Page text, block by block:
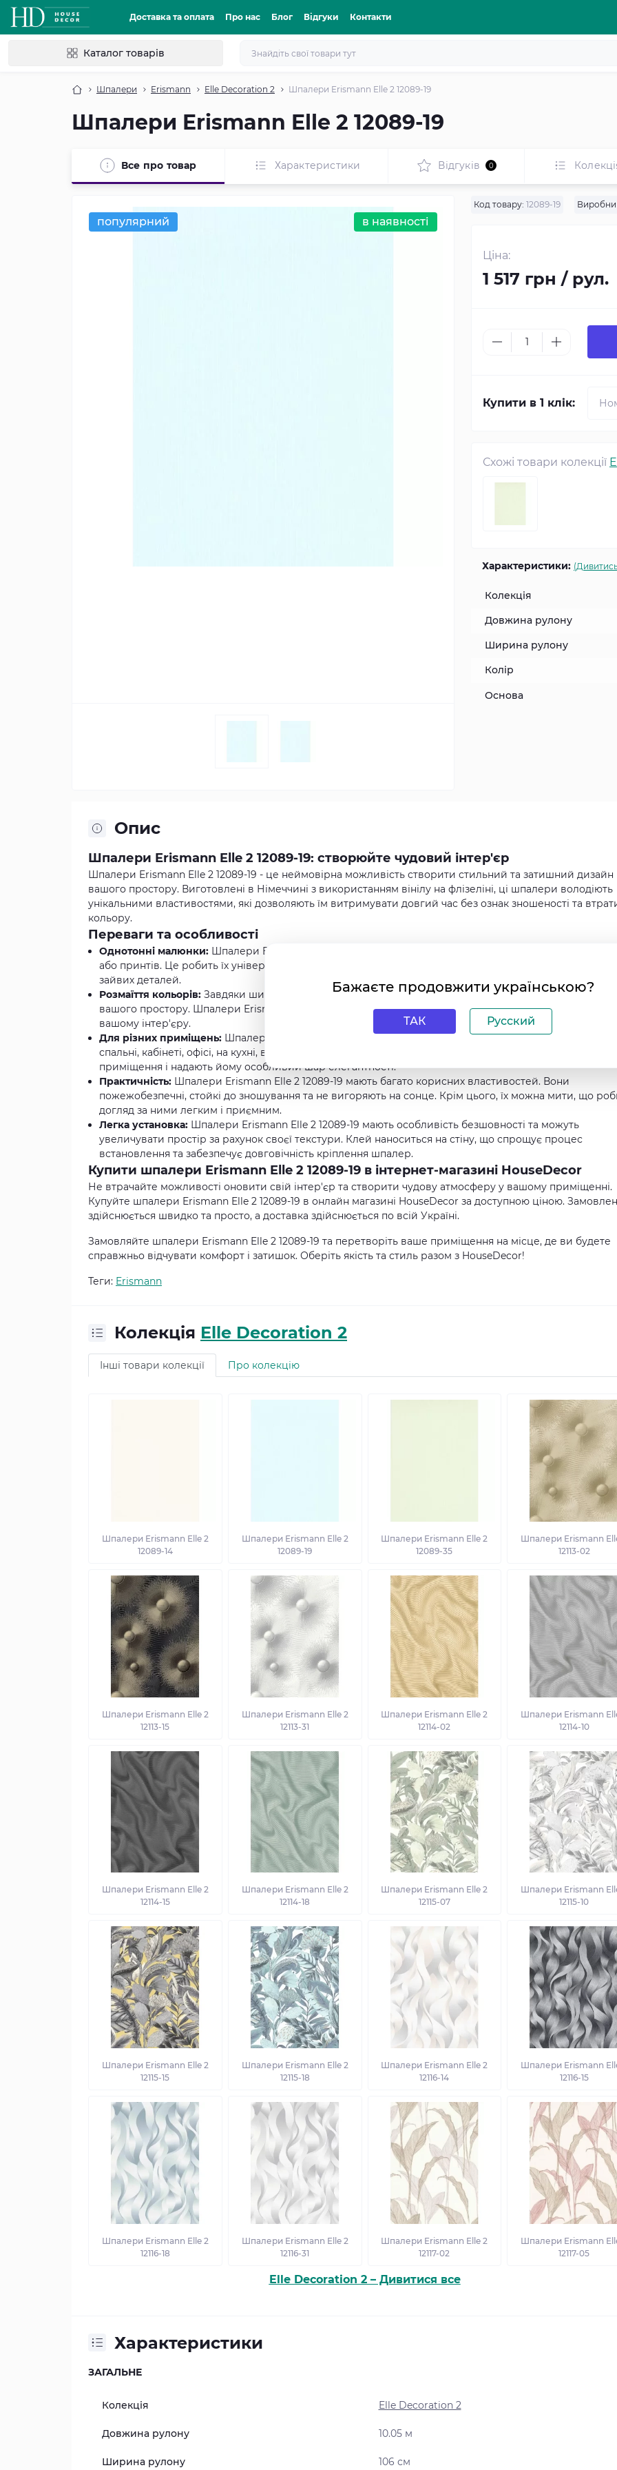
Доставка та оплата Про нас Блог Відгуки Контакти
Каталог товарів
Шпалери Erismann Elle Decoration 2 Шпалери Erismann Elle 2 12089-19
Шпалери Erismann Elle 2 12089-19
Все про товар Характеристики Відгуків 0
популярний в наявності
Код товару: 12089-19
Ціна:
1 517 грн / рул.
Купити в 1 клік:
Схожі товари колекції
Характеристики:
Колекція
Довжина рулону
Ширина рулону
Колір
Основа
Опис
Шпалери Erismann Elle 2 12089-19: створюйте чудовий інтер'єр
Шпалери Erismann Elle 2 12089-19 - це неймовірна можливість створити стильний та затишний дизайн
вашого простору. Виготовлені в Німеччині з використанням вінілу на флізеліні, ці шпалери володіють
унікальними властивостями, які дозволяють їм витримувати довгий час без ознак зношеності та
кольору.
Переваги та особливості
Однотонні малюнки: Шпалери Erismann Elle 2 12089-19 мають гладку поверхню без жодних
або принтів. Це робить їх універсальними для будь-якого інтер'єру, дозволяючи покрити стіни без
зайвих деталей.
Розмаїття кольорів: Завдяки широкій палітрі кольорів, ви зможете підібрати той, який ідеально
вашого простору. Шпалери Erismann Elle 2 12089-19 у бірюзовому кольорі додають свіжості та
вашому інтер'єру.
Для різних приміщень: Шпалери Erismann Elle 2 12089-19 підходять для використання у передпокої,
спальні, кабінеті, офісі, на кухні, в коридорі та в вітальні. Вони гармонійно доповнюють будь-яке
приміщення і надають йому особливий шар елегантності.
Практичність: Шпалери Erismann Elle 2 12089-19 мають багато корисних властивостей. Вони
пожежобезпечні, стойкі до зношування та не вигоряють на сонце. Крім цього, їх можна мити, що
догляд за ними легким і приємним.
Легка установка: Шпалери Erismann Elle 2 12089-19 мають особливість безшовності та можуть
увеличувати простір за рахунок своєї текстури. Клей наноситься на стіну, що спрощує процес
встановлення та забезпечує довговічність кріплення шпалер.
Купити шпалери Erismann Elle 2 12089-19 в інтернет-магазині HouseDecor
Не втрачайте можливості оновити свій інтер'єр та створити чудову атмосферу у вашому приміщенні.
Купуйте шпалери Erismann Elle 2 12089-19 в онлайн магазині HouseDecor за доступною ціною.
здійснюється швидко та просто, а доставка здійснюється по всій Україні.
Замовляйте шпалери Erismann Elle 2 12089-19 та перетворіть ваше приміщення на місце, де ви будете
справжньо відчувати комфорт і затишок. Оберіть якість та стиль разом з HouseDecor!
Теги: Erismann
Колекція Elle Decoration 2
Інші товари колекції Про колекцію
Шпалери Erismann Elle 2
12089-14
Шпалери Erismann Elle 2
12089-19
Шпалери Erismann Elle 2
12089-35
Шпалери Erismann
12113-02
Шпалери Erismann Elle 2
12113-15
Шпалери Erismann Elle 2
12113-31
Шпалери Erismann Elle 2
12114-02
Шпалери Erismann
12114-10
Шпалери Erismann Elle 2
12114-15
Шпалери Erismann Elle 2
12114-18
Шпалери Erismann Elle 2
12115-07
Шпалери Erismann
12115-10
Шпалери Erismann Elle 2
12115-15
Шпалери Erismann Elle 2
12115-18
Шпалери Erismann Elle 2
12116-14
Шпалери Erismann
12116-15
Шпалери Erismann Elle 2
12116-18
Шпалери Erismann Elle 2
12116-31
Шпалери Erismann Elle 2
12117-02
Шпалери Erismann
12117-05
Elle Decoration 2 – Дивитися все
Характеристики
ЗАГАЛЬНЕ
Колекція Elle Decoration 2
Довжина рулону 10.05 м
Ширина рулону 106 см
Бажаєте продовжити українською?
ТАК Русский